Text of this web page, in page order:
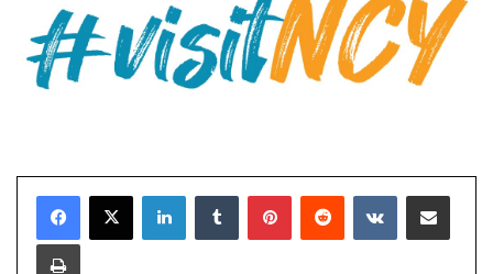
LinkedInTumblr PinterestReddit VKontakteE-Posta ile paylaş
Yazdır